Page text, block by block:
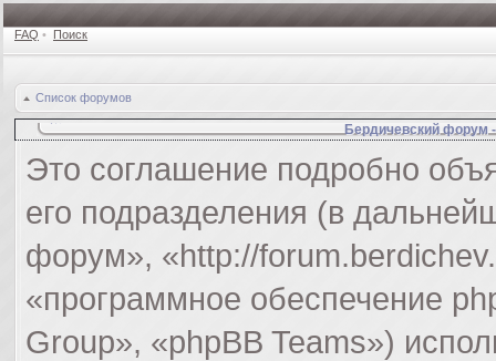
FAQ • Поиск
Список форумов
Бердичевский форум
Это соглашение подробно
его подразделения (в
форум», «http://
«программное обеспечение
Group», «phpBB Teams»)